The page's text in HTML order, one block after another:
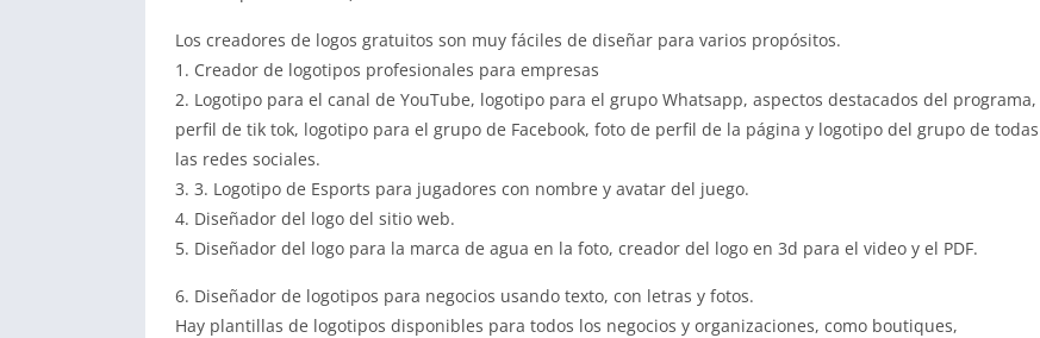
Los creadores de logos gratuitos son muy fáciles de diseñar para varios propósitos.
1. Creador de logotipos profesionales para empresas
2. Logotipo para el canal de YouTube, logotipo para el grupo Whatsapp, aspectos destacados del programa,
perfil de tik tok, logotipo para el grupo de Facebook, foto de perfil de la página y logotipo del grupo de todas
las redes sociales.
3. 3. Logotipo de Esports para jugadores con nombre y avatar del juego.
4. Diseñador del logo del sitio web.
5. Diseñador del logo para la marca de agua en la foto, creador del logo en 3d para el video y el PDF.
6. Diseñador de logotipos para negocios usando texto, con letras y fotos.
Hay plantillas de logotipos disponibles para todos los negocios y organizaciones, como boutiques,